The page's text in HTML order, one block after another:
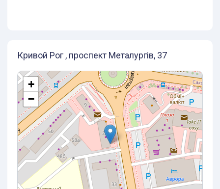
Кривой Рог , проспект Металургів, 37
+
−